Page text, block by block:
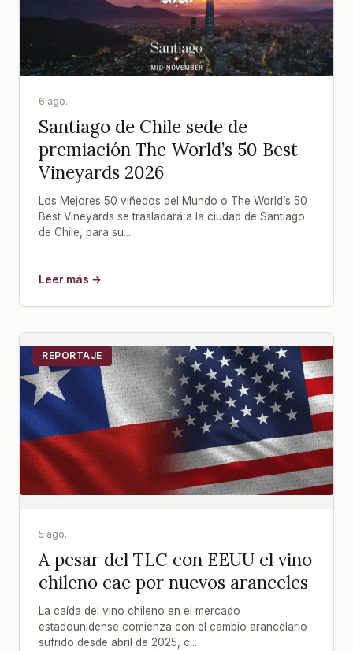
6 ago.
Santiago de Chile sede de
premiación The World’s 50 Best
Vineyards 2026
Los Mejores 50 viñedos del Mundo o The World’s 50
Best Vineyards se trasladará a la ciudad de Santiago
de Chile, para su...
Leer más →
REPORTAJE
5 ago.
A pesar del TLC con EEUU el vino
chileno cae por nuevos aranceles
La caída del vino chileno en el mercado
estadounidense comienza con el cambio arancelario
sufrido desde abril de 2025, c...